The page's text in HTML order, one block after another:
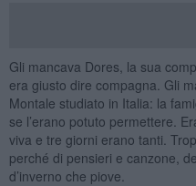
Gli mancava Dores, la sua
era giusto dire compagna. Gli
Montale studiato in Italia: la
se l’erano potuto permettere.
viva e tre giorni erano tanti.
perché di pensieri e canzone,
d’inverno che piove.